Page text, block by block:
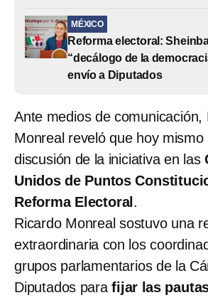
MÉXICO
Reforma electoral:
“decálogo de la
envío a Diputados
Ante medios de comunicación,
Monreal reveló que hoy mismo
discusión de la iniciativa en las
Unidos de Puntos
Reforma Electoral .
Ricardo Monreal sostuvo una
extraordinaria con los
grupos parlamentarios de la
Diputados parafijar las